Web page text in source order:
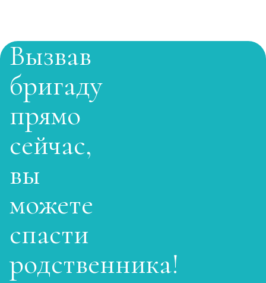
Кодирование Аквилонгом
от 4 000 ₽
Кодирование Алгоминалом
от 3 500 ₽
Кодирование препаратом Тетлонг 250
от 5 000 ₽
Кодирование с провокацией
Вызвав
бригаду
прямо
сейчас,
вы
можете
спасти
родственника!